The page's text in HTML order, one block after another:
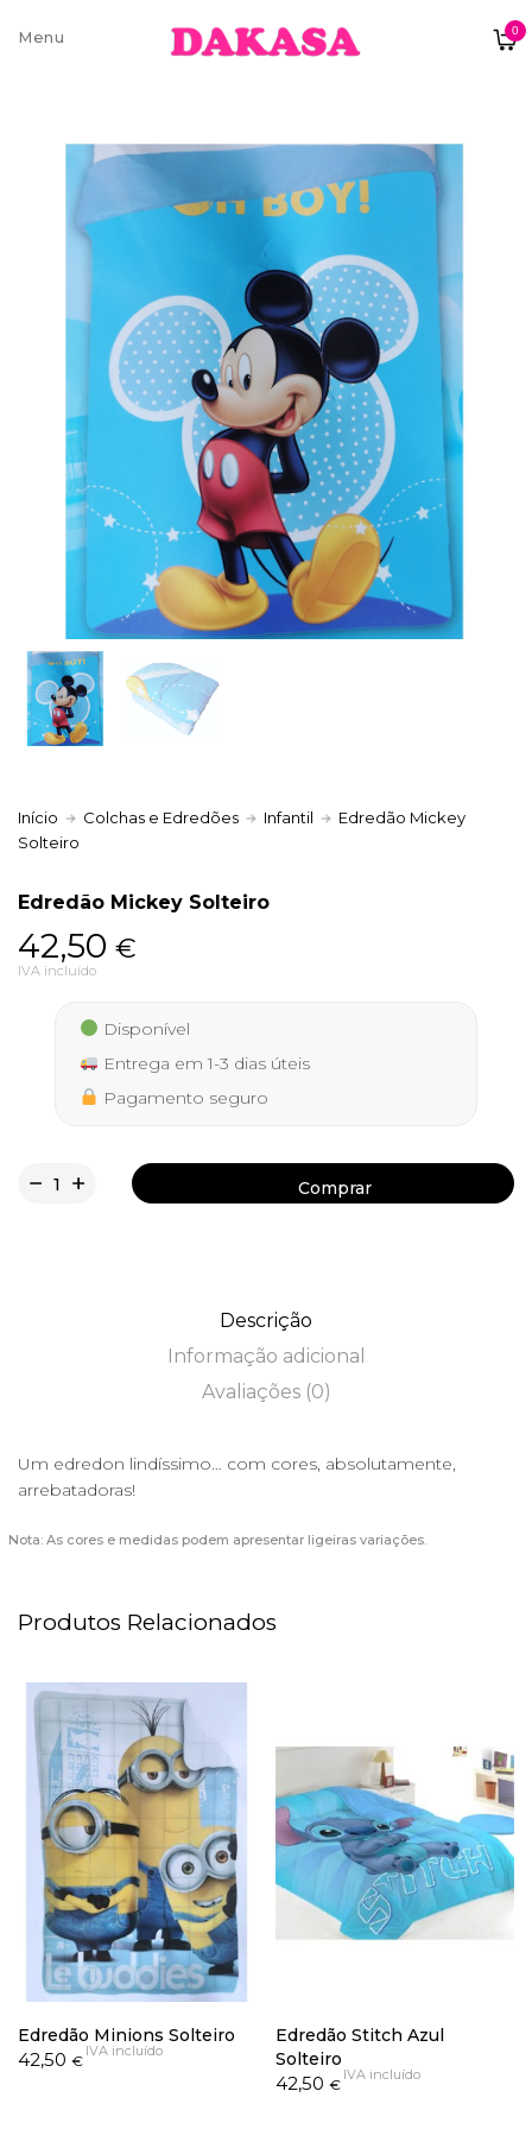
0
Sobre nós
Pagamentos e Envios
Trocas e Devoluções
Termos e condições
Política de Privacidade
Início Colchas e Edredões Infantil
Edredão Mickey
Solteiro
Edredão Mickey Solteiro
42,50 €
IVA incluído
Disponível
Entrega em 1-3 dias úteis
Pagamento seguro
Comprar
Descrição
Informação adicional
Avaliações (0)
Um edredon lindíssimo… com cores, absolutamente,
arrebatadoras!
Nota: As cores e medidas podem apresentar ligeiras variações.
Produtos Relacionados
Edredão Minions Solteiro
42,50 €
IVA incluído
Edredão Stitch Azul
Solteiro
42,50 €
IVA incluído